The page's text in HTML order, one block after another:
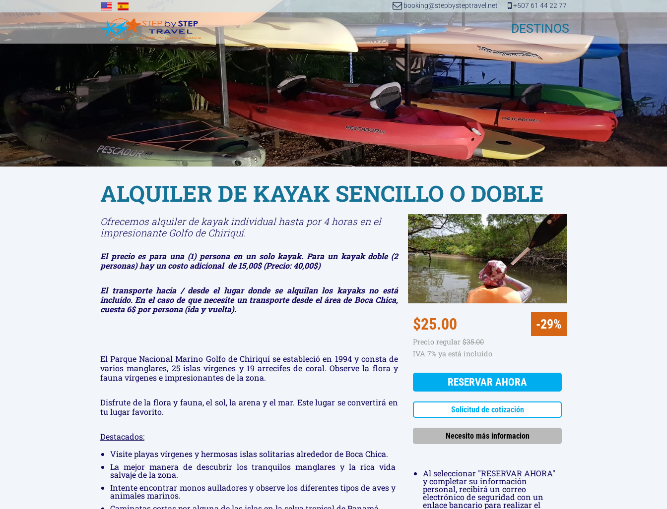
booking@stepbysteptravel.net +507 61 44 22 77
DESTINOS
ALQUILER DE KAYAK SENCILLO O DOBLE
Ofrecemos alquiler de kayak individual hasta por 4 horas en el
impresionante Golfo de Chiriquí.
El precio es para una (1) persona en un solo kayak. Para un kayak doble (2
personas) hay un costo adicional de 15,00$ (Precio: 40,00$)
El transporte hacia / desde el lugar donde se alquilan los kayaks no está
incluido. En el caso de que necesite un transporte desde el área de Boca Chica,
cuesta 6$ por persona (ida y vuelta).
El Parque Nacional Marino Golfo de Chiriquí se estableció en 1994 y consta de
varios manglares, 25 islas vírgenes y 19 arrecifes de coral. Observe la flora y
fauna vírgenes e impresionantes de la zona.
Disfrute de la flora y fauna, el sol, la arena y el mar. Este lugar se convertirá en
tu lugar favorito.
Destacados:
Visite playas vírgenes y hermosas islas solitarias alrededor de Boca Chica.
La mejor manera de descubrir los tranquilos manglares y la rica vida
salvaje de la zona.
Intente encontrar monos aulladores y observe los diferentes tipos de aves y
animales marinos.
-29%
$25.00
Precio regular $35.00
IVA 7% ya está incluido
RESERVAR AHORA
Solicitud de cotización
Necesito más informacion
Al seleccionar "RESERVAR AHORA"
y completar su información
personal, recibirá un correo
electrónico de seguridad con un
enlace bancario para realizar el